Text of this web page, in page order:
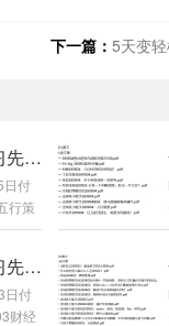
下一篇： 5天变
全网付费文章 - 大佬文集圈 学习先锋 精选研报 8月5日更新
日付
行策
月
早餐.
但底
全网付费文章 - 大佬文集圈 学习先锋 精选研报 8月3日更新
日付
财经